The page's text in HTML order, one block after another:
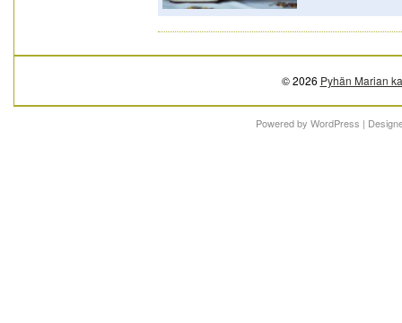
© 2026 Pyhän Marian
Powered by WordPress |